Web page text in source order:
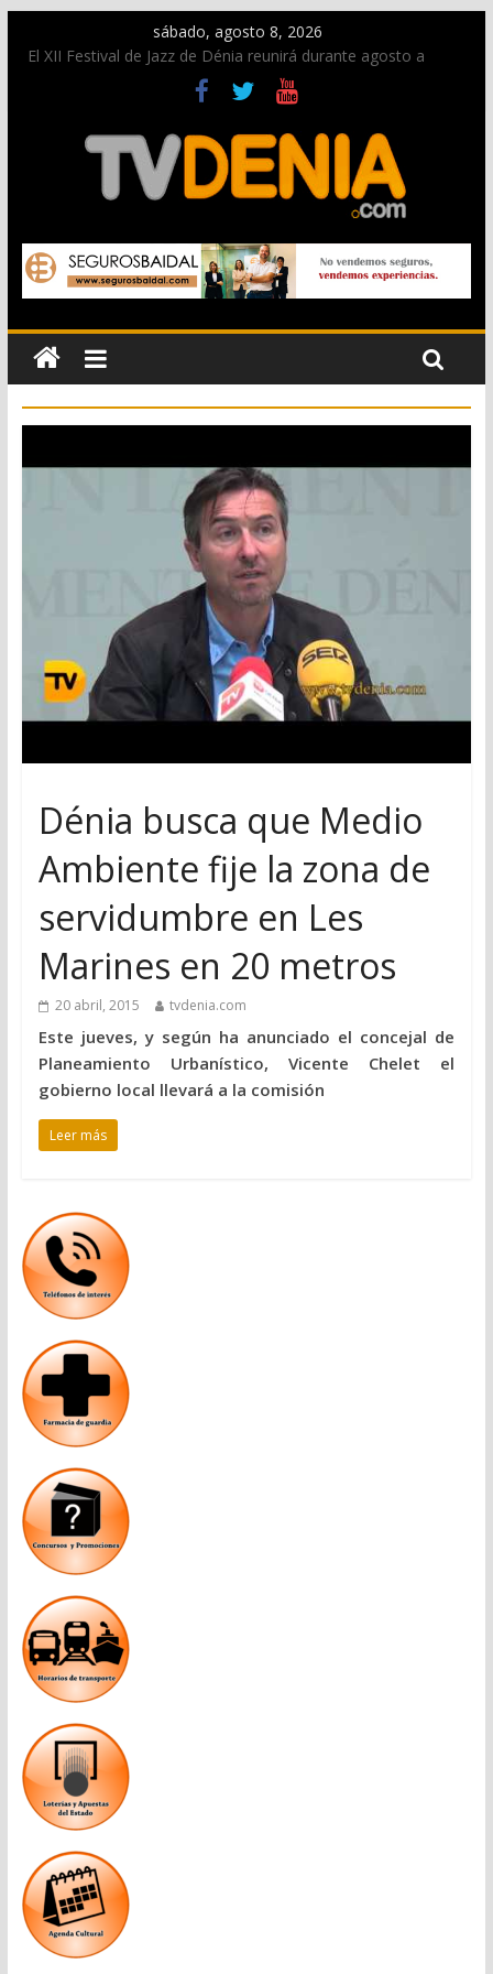
sábado, agosto 8, 2026
El XII Festival de Jazz de Dénia reunirá durante agosto a
figuras nacionales e internacionales en los Jardins de
Una nueva oportunidad para donar sangre en Cruz Roja
El bando moro protagonista en la Segunda Entraeta Festera
Paco Adsuar dona al Arxiu de Dénia más de 50.000 imágenes
La Entraeta Festera llena de ambiente la calle Marqués de
Campo con la recepción a la Capitanía Cristiana
Dénia busca que Medio
Ambiente fije la zona de
servidumbre en Les
Marines en 20 metros
20 abril, 2015 tvdenia.com
Este jueves, y según ha anunciado el concejal de
Planeamiento Urbanístico, Vicente Chelet el
gobierno local llevará a la comisión
Leer más